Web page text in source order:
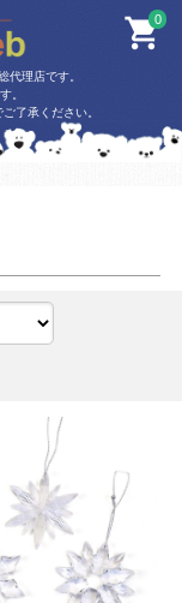
0
代理店です。
。
了承ください。